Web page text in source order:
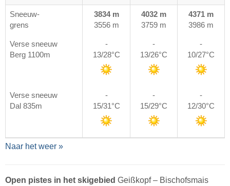
Sneeuw-
grens
3834 m
3556 m
4032 m
3759 m
4371 m
3986 m
Verse sneeuw
Berg 1100m
-
13/28°C
-
13/26°C
-
10/27°C
Verse sneeuw
Dal 835m
-
15/31°C
-
15/29°C
-
12/30°C
Naar het weer »
Open pistes in het skigebied Geißkopf – Bischofsmais